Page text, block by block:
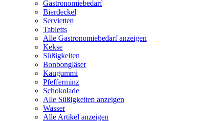
Gastronomiebedarf
Bierdeckel
Servietten
Tabletts
Alle Gastronomiebedarf anzeigen
Kekse
Süßigkeiten
Bonbongläser
Kaugummi
Pfefferminz
Schokolade
Alle Süßigkeiten anzeigen
Wasser
Alle Artikel anzeigen